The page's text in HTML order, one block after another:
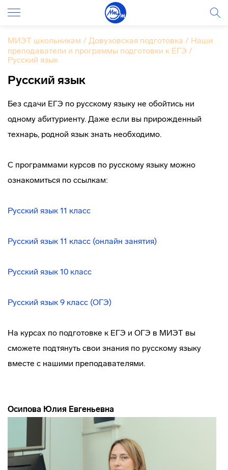
МИЭТ школьникам / Довузовская подготовка / Наши
преподаватели и программы подготовки к ЕГЭ /
Русский язык
Русский язык
Без сдачи ЕГЭ по русскому языку не обойтись ни
одному абитуриенту. Даже если вы прирожденный
технарь, родной язык знать необходимо.
С программами курсов по русскому языку можно
ознакомиться по ссылкам:
Русский язык 11 класс
Русский язык 11 класс (онлайн занятия)
Русский язык 10 класс
Русский язык 9 класс (ОГЭ)
На курсах по подготовке к ЕГЭ и ОГЭ в МИЭТ вы
сможете подтянуть свои знания по русскому языку
вместе с нашими преподавателями.
Осипова Юлия Евгеньевна